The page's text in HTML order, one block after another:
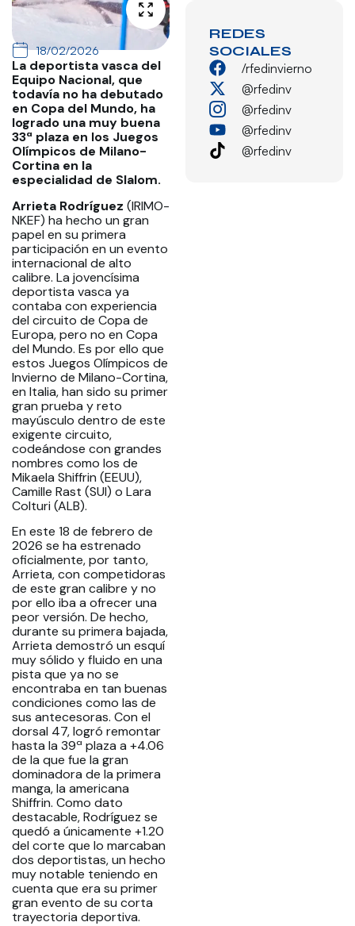
18/02/2026
La deportista vasca del
Equipo Nacional, que
todavía no ha debutado
en Copa del Mundo, ha
logrado una muy buena
33ª plaza en los Juegos
Olímpicos de Milano-
Cortina en la
especialidad de Slalom.
Arrieta Rodríguez (IRIMO-
NKEF) ha hecho un gran
papel en su primera
participación en un evento
internacional de alto
calibre. La jovencísima
deportista vasca ya
contaba con experiencia
del circuito de Copa de
Europa, pero no en Copa
del Mundo. Es por ello que
estos Juegos Olímpicos de
Invierno de Milano-Cortina,
en Italia, han sido su primer
gran prueba y reto
mayúsculo dentro de este
exigente circuito,
codeándose con grandes
nombres como los de
Mikaela Shiffrin (EEUU),
Camille Rast (SUI) o Lara
Colturi (ALB).
En este 18 de febrero de
2026 se ha estrenado
oficialmente, por tanto,
Arrieta, con competidoras
de este gran calibre y no
por ello iba a ofrecer una
peor versión. De hecho,
durante su primera bajada,
Arrieta demostró un esquí
muy sólido y fluido en una
pista que ya no se
encontraba en tan buenas
condiciones como las de
sus antecesoras. Con el
dorsal 47, logró remontar
hasta la 39ª plaza a +4.06
de la que fue la gran
dominadora de la primera
manga, la americana
Shiffrin. Como dato
destacable, Rodríguez se
quedó a únicamente +1.20
del corte que lo marcaban
dos deportistas, un hecho
muy notable teniendo en
cuenta que era su primer
gran evento de su corta
trayectoria deportiva.
REDES
SOCIALES
/rfedinvierno
@rfedinv
@rfedinv
@rfedinv
@rfedinv